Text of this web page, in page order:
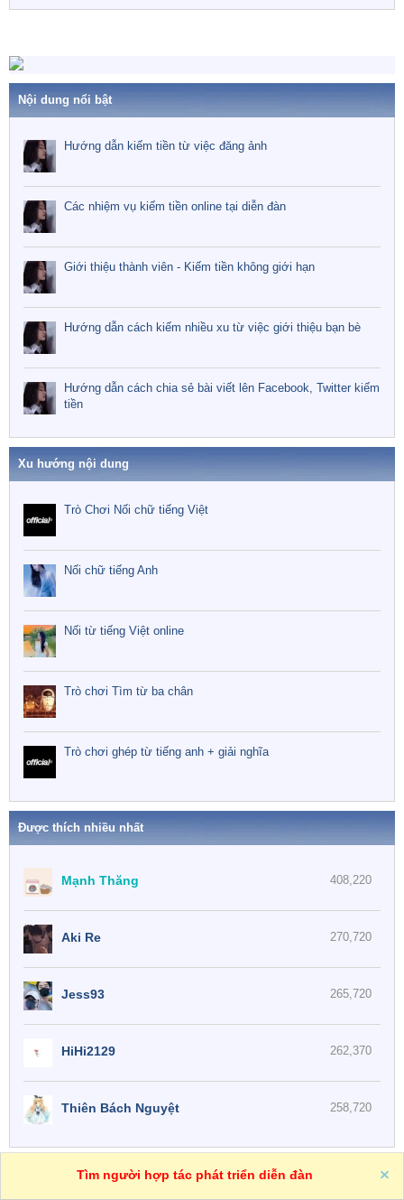
Nội dung nổi bật
Hướng dẫn kiếm tiền từ việc đăng ảnh
Các nhiệm vụ kiếm tiền online tại diễn đàn
Giới thiệu thành viên - Kiếm tiền không giới hạn
Hướng dẫn cách kiếm nhiều xu từ việc giới thiệu bạn bè
Hướng dẫn cách chia sẻ bài viết lên Facebook, Twitter kiếm
tiền
Xu hướng nội dung
Trò Chơi Nối chữ tiếng Việt
Nối chữ tiếng Anh
Nối từ tiếng Việt online
Trò chơi Tìm từ ba chân
Trò chơi ghép từ tiếng anh + giải nghĩa
Được thích nhiều nhất
408,220
Mạnh Thăng
270,720
Aki Re
265,720
Jess93
262,370
HiHi2129
258,720
Thiên Bách Nguyệt
VN
R
S
Tìm người hợp tác phát triển diễn đàn